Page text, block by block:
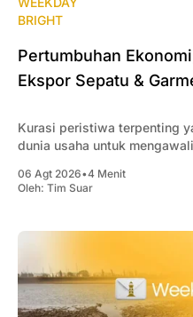
BRIGHT
Pertumbuhan
Ekspor Sepatu &
Kurasi peristiwa terpenting
dunia usaha untuk
06 Agt 2026•4 Menit
Oleh: Tim Suar